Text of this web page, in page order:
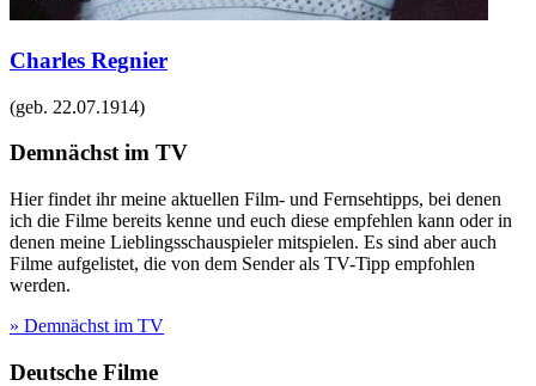
Charles Regnier
(geb. 22.07.1914)
Demnächst im TV
Hier findet ihr meine aktuellen Film- und Fernsehtipps, bei denen
ich die Filme bereits kenne und euch diese empfehlen kann oder in
denen meine Lieblingsschauspieler mitspielen. Es sind aber auch
Filme aufgelistet, die von dem Sender als TV-Tipp empfohlen
werden.
» Demnächst im TV
Deutsche Filme